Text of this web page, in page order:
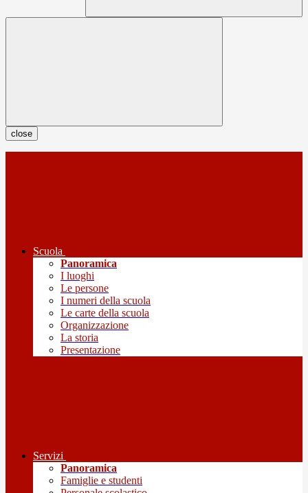
close
Scuola
Panoramica
I luoghi
Le persone
I numeri della scuola
Le carte della scuola
Organizzazione
La storia
Presentazione
Servizi
Panoramica
Famiglie e studenti